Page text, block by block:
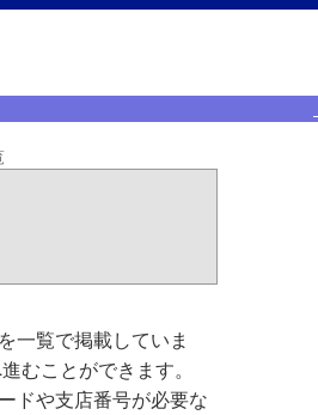
一覧で掲載していま
むことができます。
ドや支店番号が必要な